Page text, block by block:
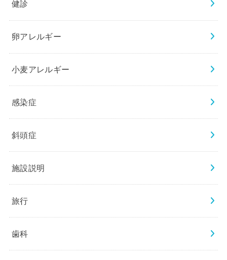
健診
卵アレルギー
小麦アレルギー
感染症
斜頭症
施設説明
旅行
歯科